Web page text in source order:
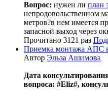
Вопрос: нужен ли план
непродовольственном
метров?в нем имеется
запасной выход через
Прочитано 3121 раз
Приемка монтажа АПС
Автор Эльза Ашимова
Дата
вопроса: #Eliz#,